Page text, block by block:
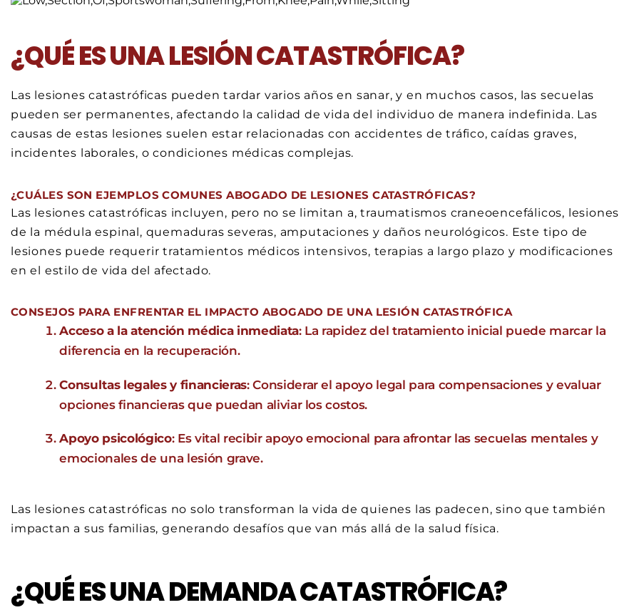
¿QUÉ ES UNA LESIÓN CATASTRÓFICA?
Las lesiones catastróficas pueden tardar varios años en sanar, y en muchos casos, las secuelas
pueden ser permanentes, afectando la calidad de vida del individuo de manera indefinida. Las
causas de estas lesiones suelen estar relacionadas con accidentes de tráfico, caídas graves,
incidentes laborales, o condiciones médicas complejas.
¿CUÁLES SON EJEMPLOS COMUNES ABOGADO DE LESIONES CATASTRÓFICAS?
Las lesiones catastróficas incluyen, pero no se limitan a, traumatismos craneoencefálicos, lesiones
de la médula espinal, quemaduras severas, amputaciones y daños neurológicos. Este tipo de
lesiones puede requerir tratamientos médicos intensivos, terapias a largo plazo y modificaciones
en el estilo de vida del afectado.
CONSEJOS PARA ENFRENTAR EL IMPACTO ABOGADO DE UNA LESIÓN CATASTRÓFICA
Acceso a la atención médica inmediata: La rapidez del tratamiento inicial puede marcar la
diferencia en la recuperación.
Consultas legales y financieras: Considerar el apoyo legal para compensaciones y evaluar
opciones financieras que puedan aliviar los costos.
Apoyo psicológico: Es vital recibir apoyo emocional para afrontar las secuelas mentales y
emocionales de una lesión grave.
Las lesiones catastróficas no solo transforman la vida de quienes las padecen, sino que también
impactan a sus familias, generando desafíos que van más allá de la salud física.
¿QUÉ ES UNA DEMANDA CATASTRÓFICA?